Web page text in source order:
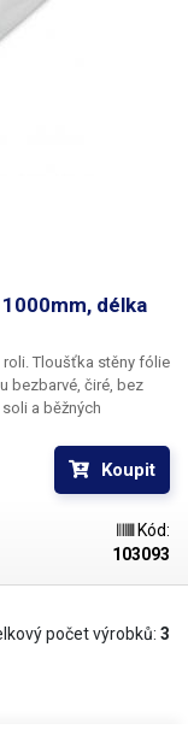
délka
roli. Tloušťka stěny fólie
a běžných
pytlů, sáčků a
100%
(certifikát k
zákona č.
všemi impulsními
50 metrů Barva: čirá
Koupit
Kód:
103093
počet výrobků: 3